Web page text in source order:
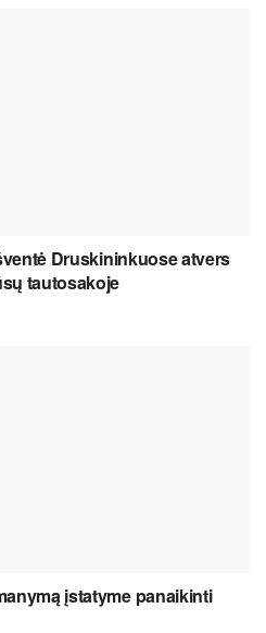
Druskininkuose atvers
tautosakoje
įstatyme panaikinti